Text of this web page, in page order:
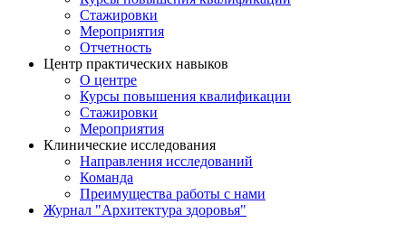
Стажировки
Мероприятия
Отчетность
Центр практических навыков
О центре
Курсы повышения квалификации
Стажировки
Мероприятия
Клинические исследования
Направления исследований
Команда
Преимущества работы с нами
Журнал "Архитектура здоровья"